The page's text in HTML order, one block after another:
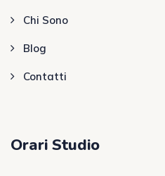
Chi Sono
Blog
Contatti
Orari Studio